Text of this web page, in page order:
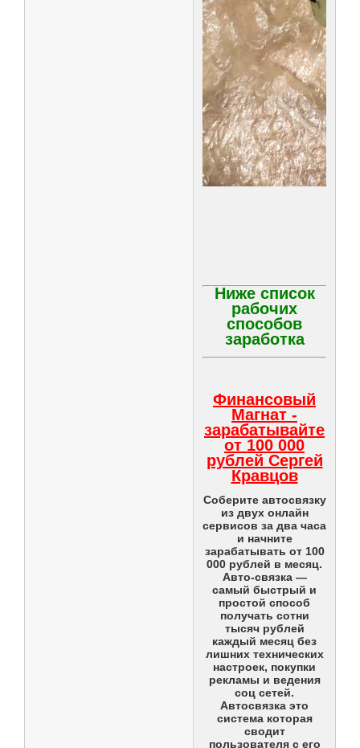
Ниже список
рабочих
способов
заработка
Финансовый
Магнат -
зарабатывайте
от 100 000
рублей Сергей
Кравцов
Соберите автосвязку
из двух онлайн
сервисов за два часа
и начните
зарабатывать от 100
000 рублей в месяц.
Авто-связка —
самый быстрый и
простой способ
получать сотни
тысяч рублей
каждый месяц без
лишних технических
настроек, покупки
рекламы и ведения
соц сетей.
Автосвязка это
система которая
сводит
пользователя с его